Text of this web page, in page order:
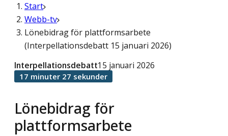
Start
Webb-tv
Lönebidrag för plattformsarbete
(Interpellationsdebatt 15 januari 2026)
Lönebidrag för
plattformsarbete
Interpellationsdebatt15 januari 2026
17 minuter 27 sekunder